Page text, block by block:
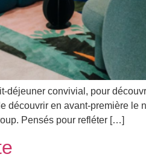
déjeuner convivial, pour
découvrir en avant-première
Pensés pour refléter […]